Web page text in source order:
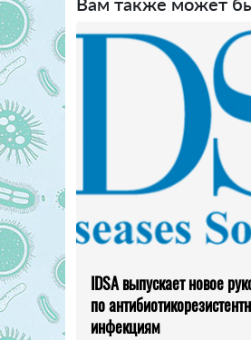
IDSA выпускает новое
по
инфекциям